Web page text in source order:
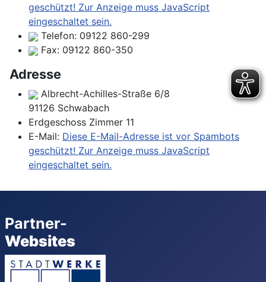
geschützt! Zur Anzeige muss JavaScript
eingeschaltet sein.
Telefon: 09122 860-299
Fax: 09122 860-350
Adresse
Albrecht-Achilles-Straße 6/8
91126 Schwabach
Erdgeschoss Zimmer 11
E-Mail: Diese E-Mail-Adresse ist vor Spambots
geschützt! Zur Anzeige muss JavaScript
eingeschaltet sein.
Partner-
Websites